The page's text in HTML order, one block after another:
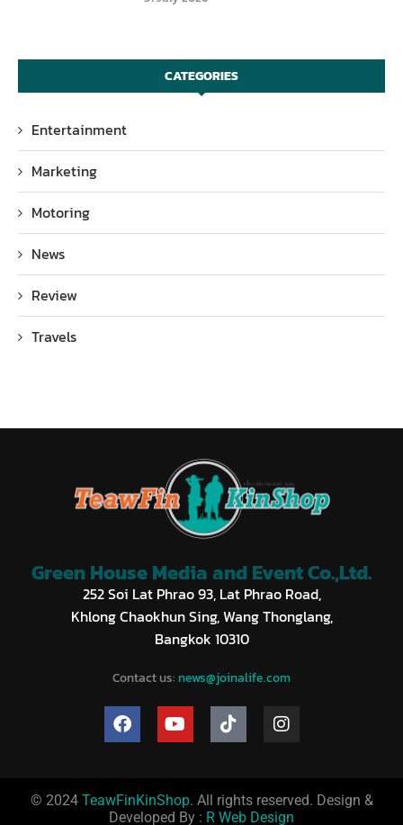
CATEGORIES
Entertainment
Marketing
Motoring
News
Review
Travels
Green House Media and Event Co.,Ltd.
252 Soi Lat Phrao 93, Lat Phrao Road,
Khlong Chaokhun Sing, Wang Thonglang,
Bangkok 10310
Contact us: news@joinalife.com
© 2024 TeawFinKinShop. All rights reserved. Design &
Developed By : R Web Design